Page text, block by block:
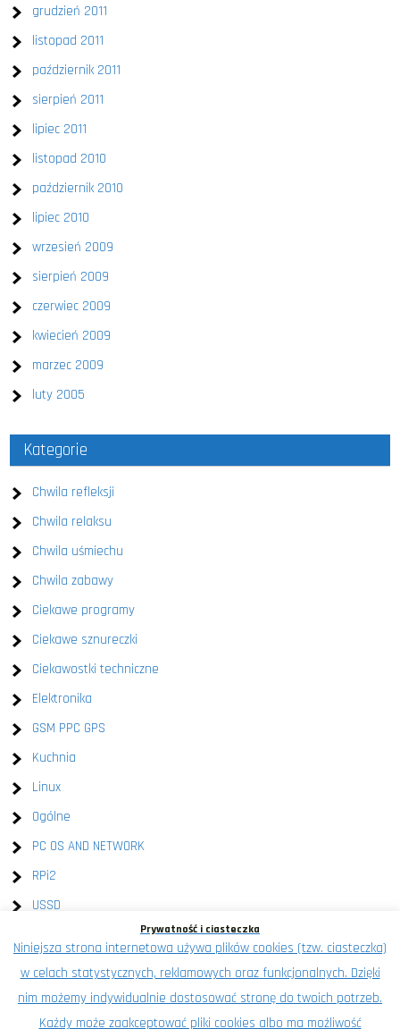
grudzień 2011
listopad 2011
październik 2011
sierpień 2011
lipiec 2011
listopad 2010
październik 2010
lipiec 2010
wrzesień 2009
sierpień 2009
czerwiec 2009
kwiecień 2009
marzec 2009
luty 2005
Kategorie
Chwila refleksji
Chwila relaksu
Chwila uśmiechu
Chwila zabawy
Ciekawe programy
Ciekawe sznureczki
Ciekawostki techniczne
Elektronika
GSM PPC GPS
Kuchnia
Linux
Ogólne
PC OS AND NETWORK
RPi2
USSD
XEN
Znalezione na wykop.pl
Prywatność i ciasteczka
Niniejsza strona internetowa używa plików cookies (tzw. ciasteczka)
w celach statystycznych, reklamowych oraz funkcjonalnych. Dzięki
nim możemy indywidualnie dostosować stronę do twoich potrzeb.
Każdy może zaakceptować pliki cookies albo ma możliwość